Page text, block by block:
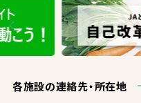
各施設の連絡先・所在地